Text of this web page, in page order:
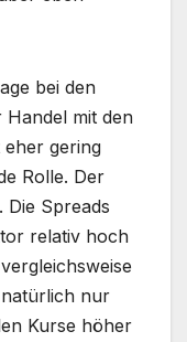
bei den
mit den
gering
Rolle. Der
Spreads
relativ hoch
nur
Kurse höher